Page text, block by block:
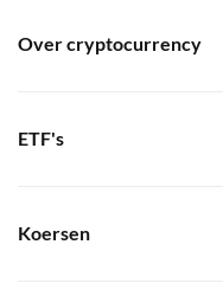
Over cryptocurrency
ETF's
Koersen